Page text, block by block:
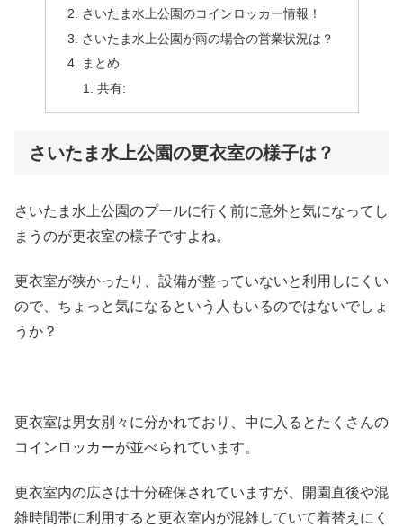
さいたま水上公園のコインロッカー情報！
さいたま水上公園が雨の場合の営業状況は？
まとめ
共有:
さいたま水上公園の更衣室の様子は？
さいたま水上公園のプールに行く前に意外と気になってし
まうのが更衣室の様子ですよね。
更衣室が狭かったり、設備が整っていないと利用しにくい
ので、ちょっと気になるという人もいるのではないでしょ
うか？
更衣室は男女別々に分かれており、中に入るとたくさんの
コインロッカーが並べられています。
更衣室内の広さは十分確保されていますが、開園直後や混
雑時間帯に利用すると更衣室内が混雑していて着替えにく